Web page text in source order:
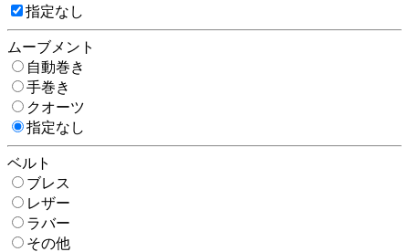
指定なし
ムーブメント
自動巻き
手巻き
クオーツ
指定なし
ベルト
ブレス
レザー
ラバー
その他